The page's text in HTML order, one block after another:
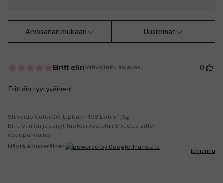
Arvosanan mukaan Uusimmat
Britt elinVahvistettu asiakas 0
Erittäin tyytyväinen!
Shiseido ColorGel Lipbalm 108 Lotus 1,6g
Britt elin on jättänyt tuotearvostelun 3 vuotta sitten |
cocopanda.no
Näytä alkuperäinen
Ilmianna